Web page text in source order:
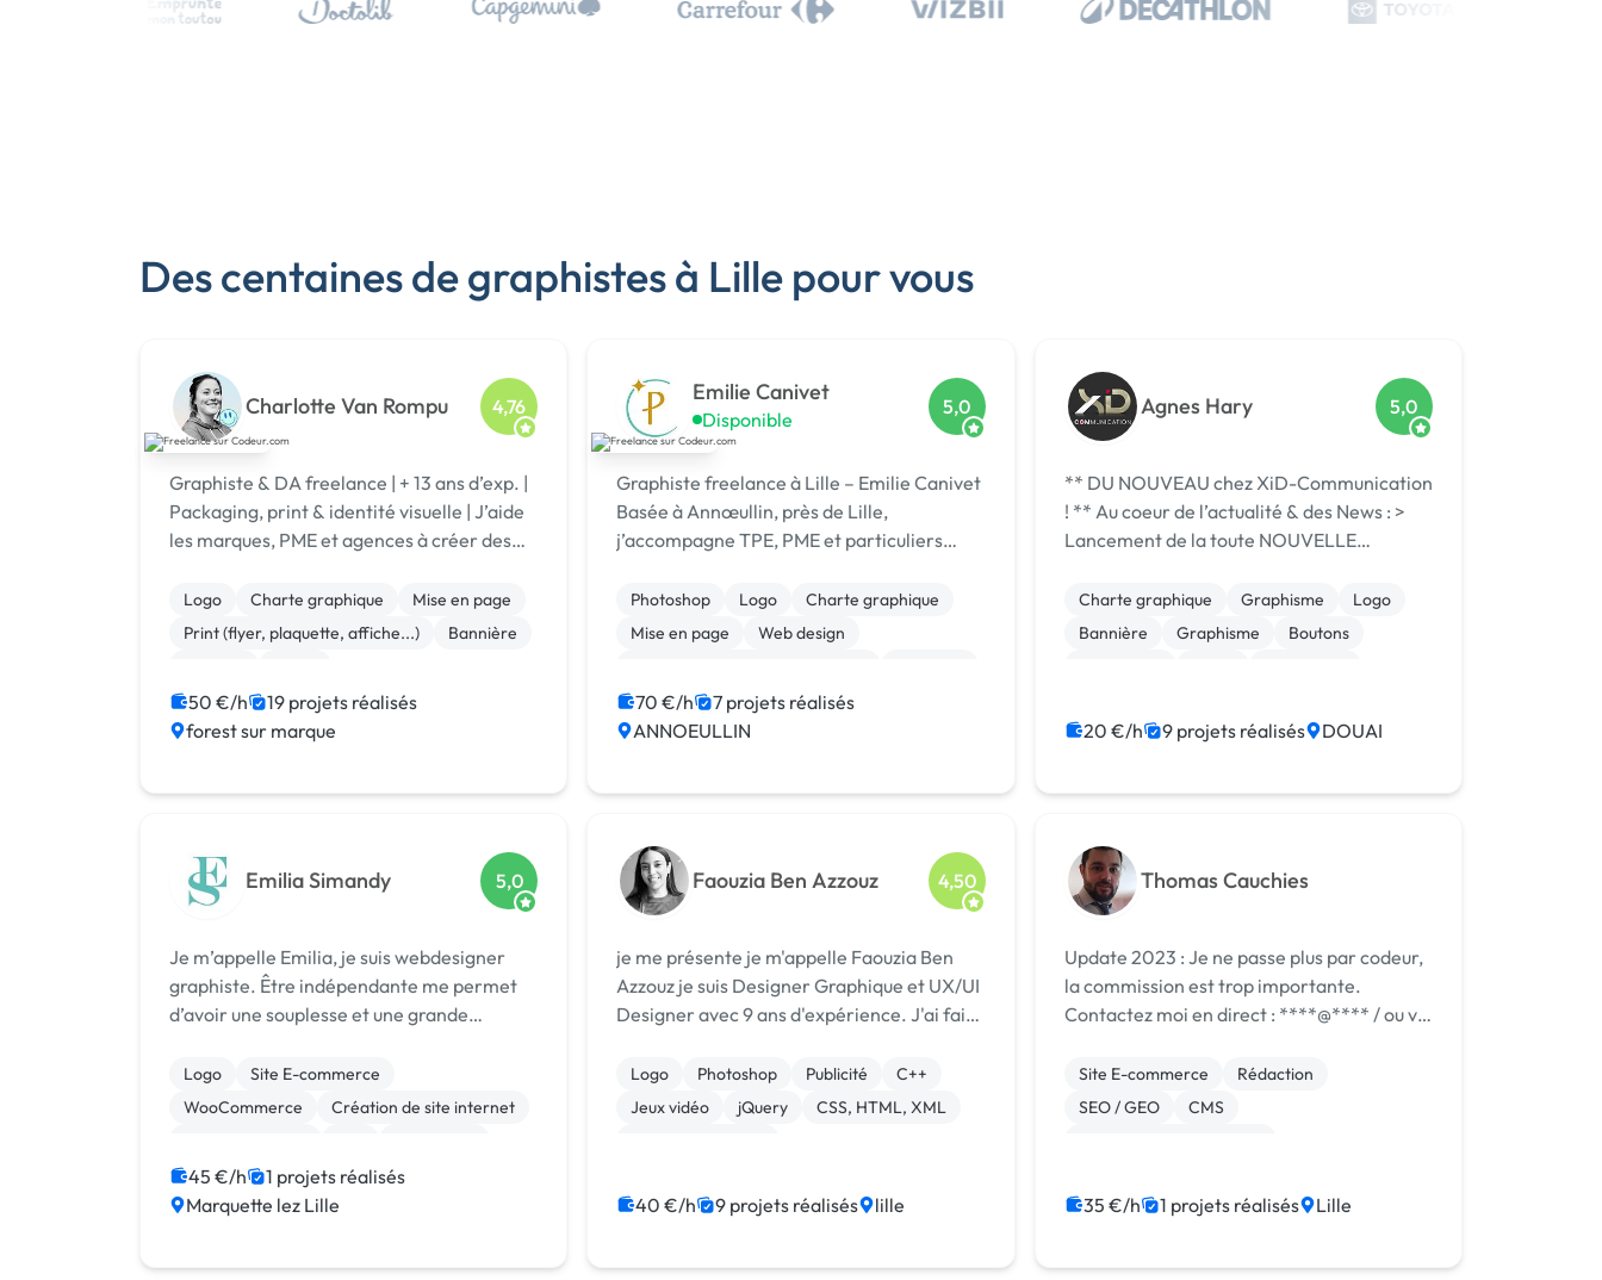
Des centaines de graphistes à Lille pour vous
Charlotte Van Rompu 4,76
Graphiste & DA freelance | + 13 ans d’exp. |
Packaging, print & identité visuelle | J’aide
les marques, PME et agences à créer des
impactants.
Logo Charte graphique
Mise en page
Print (flyer, plaquette, affiche...)
Bannière
50 €/h
19 projets réalisés
forest sur marque
Emilie Canivet
Disponible
5,0
Graphiste freelance à Lille – Emilie Canivet
Basée à Annœullin, près de Lille,
j’accompagne TPE, PME et particuliers
communication sur-mesure : logos, chartes
graphiques, flyers, affiches, plaquettes,
Photoshop Logo
Charte graphique
Mise en page
Web design
Motion design
Création ou conversion ebook
70 €/h
7 projets réalisés
ANNOEULLIN
Agnes Hary 5,0
** DU NOUVEAU chez XiD-Communication
! ** Au coeur de l’actualité & des News : >
Lancement de la toute NOUVELLE
MASQUÉE]" : Refonte graphique, Mises à
jour & Nouveautés : Pour un changement
Charte graphique Graphisme
Logo
Bannière
Graphisme
Boutons
20 €/h 9 projets réalisés DOUAI
Emilia Simandy 5,0
Je m’appelle Emilia, je suis webdesigner
graphiste. Être indépendante me permet
d’avoir une souplesse et une grande
échanges humains et une interaction
conviviale, que j’estime indispensables.
Logo
Site E-commerce
WooCommerce
Création de site internet
Bannière
Charte graphique
Mise en page
45 €/h
1 projets réalisés
Marquette lez Lille
Faouzia Ben Azzouz 4,50
je me présente je m'appelle Faouzia Ben
Azzouz je suis Designer Graphique et UX/UI
Designer avec 9 ans d'expérience. J'ai fait
bannières Web + Mobile et Affiches et des
vidéos et animation et les panneaux ...
Logo Photoshop Publicité
C++
Jeux vidéo
jQuery
CSS, HTML, XML
Charte graphique
40 €/h 9 projets réalisés lille
Thomas Cauchies
Update 2023 : Je ne passe plus par codeur,
la commission est trop importante.
Contactez moi en direct : ****@**** / ou via
j'accompagne au quotidien différents
clients dans : - Le volet techni...
Site E-commerce
Rédaction
SEO / GEO
CMS
Relecture, correction
WordPress
35 €/h 1 projets réalisés Lille